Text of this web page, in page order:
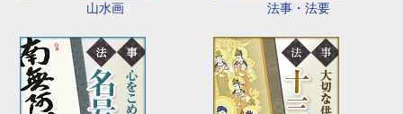
山水画 法事・法要